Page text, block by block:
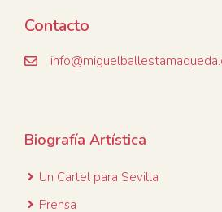
Contacto
Biografía Artística
Un Cartel para Sevilla
Prensa